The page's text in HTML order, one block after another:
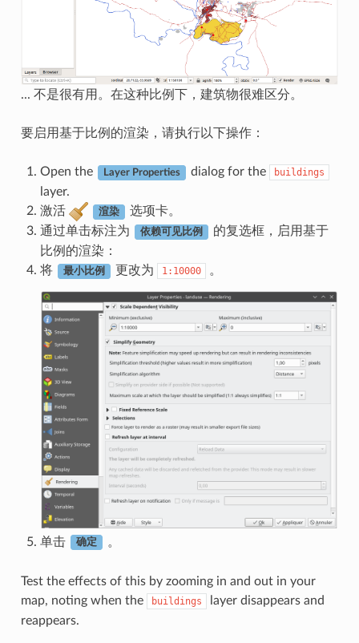
... 不是很有用。在这种比例下，建筑物很难区分。
要启用基于比例的渲染，请执行以下操作：
Open the Layer Properties dialog for the buildings
layer.
激活
渲染
选项卡。
通过单击标注为
依赖可见比例
的复选框，启用基于
比例的渲染：
将
最小比例 更改为 1:10000 。
单击 确定 。
Test the effects of this by zooming in and out in your
map, noting when the
buildings
layer disappears and
reappears.